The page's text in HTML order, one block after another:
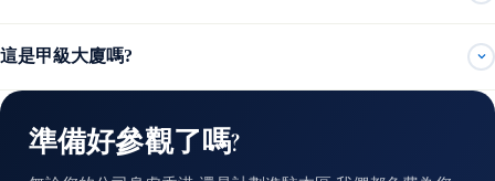
這是甲級大廈嗎?
準備好參觀了嗎?